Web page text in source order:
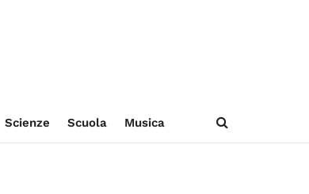
Scienze Scuola Musica